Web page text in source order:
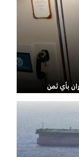
بأي ثمن